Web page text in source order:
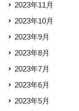
2023年11月
2023年10月
2023年9月
2023年8月
2023年7月
2023年6月
2023年5月